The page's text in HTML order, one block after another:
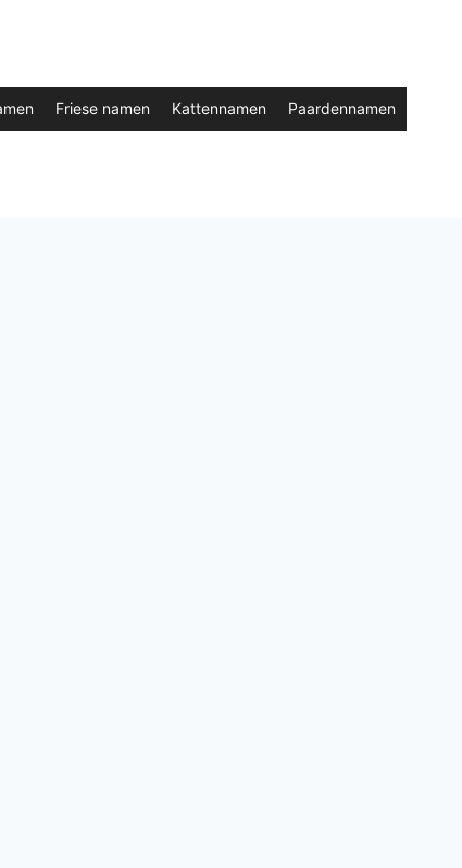
Friese namen Kattennamen Paardennamen